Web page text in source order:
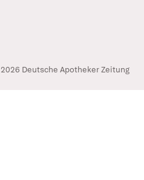
Deutsche Apotheker Zeitung